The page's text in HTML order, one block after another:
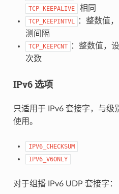
TCP_KEEPALIVE 相同
TCP_KEEPINTVL
：整数值
测间隔
TCP_KEEPCNT
：整数值，
次数
IPv6 选项
只适用于 IPv6 套接字，与级
使用。
IPV6_CHECKSUM
IPV6_V6ONLY
对于组播 IPv6 UDP 套接字：